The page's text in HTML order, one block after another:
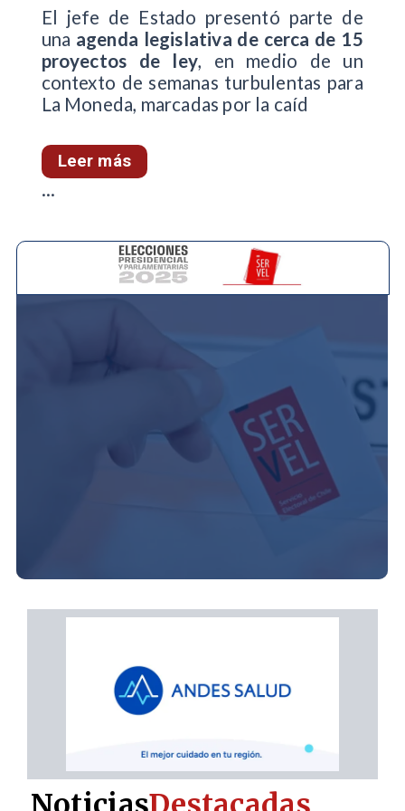
El jefe de Estado presentó parte de
una agenda legislativa de cerca de 15
proyectos de ley, en medio de un
contexto de semanas turbulentas para
La Moneda, marcadas por la caíd
Leer más
...